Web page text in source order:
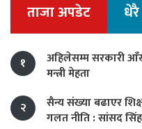
ताजा अपडेट
१
अहिलेसम्म सरकारी
मन्त्री मेहता
२
सैन्य संख्या बढाएर
गलत नीति : सांसद सिंह